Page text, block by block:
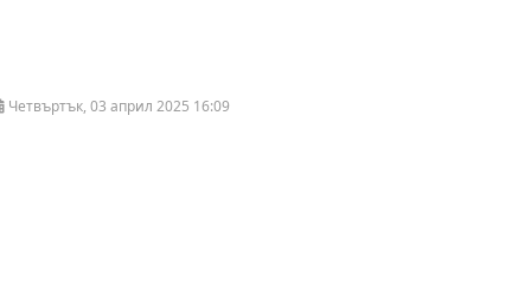
Четвъртък, 03 април 2025 16:09